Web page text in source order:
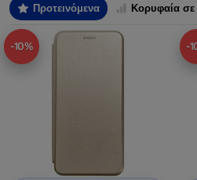
Προτεινόμενα Κορυφαία
-10% -